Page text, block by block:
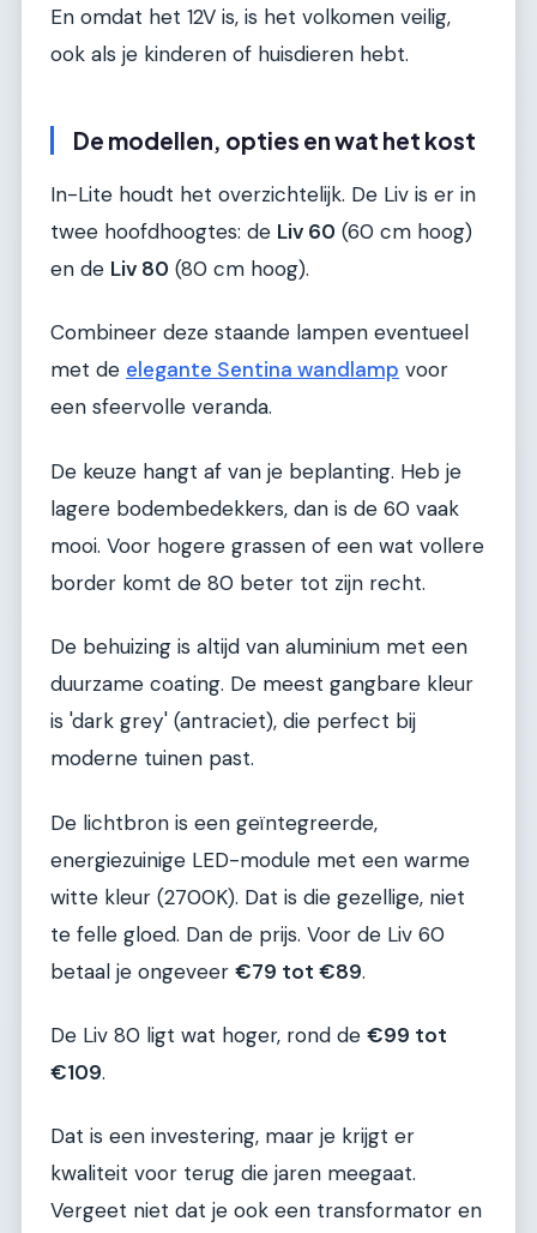
En omdat het 12V is, is het volkomen veilig,
ook als je kinderen of huisdieren hebt.
De modellen, opties en wat het kost
In-Lite houdt het overzichtelijk. De Liv is er in
twee hoofdhoogtes: de Liv 60 (60 cm hoog)
en de Liv 80 (80 cm hoog).
Combineer deze staande lampen eventueel
met de elegante Sentina wandlamp voor
een sfeervolle veranda.
De keuze hangt af van je beplanting. Heb je
lagere bodembedekkers, dan is de 60 vaak
mooi. Voor hogere grassen of een wat vollere
border komt de 80 beter tot zijn recht.
De behuizing is altijd van aluminium met een
duurzame coating. De meest gangbare kleur
is 'dark grey' (antraciet), die perfect bij
moderne tuinen past.
De lichtbron is een geïntegreerde,
energiezuinige LED-module met een warme
witte kleur (2700K). Dat is die gezellige, niet
te felle gloed. Dan de prijs. Voor de Liv 60
betaal je ongeveer €79 tot €89.
De Liv 80 ligt wat hoger, rond de €99 tot
€109.
Dat is een investering, maar je krijgt er
kwaliteit voor terug die jaren meegaat.
Vergeet niet dat je ook een transformator en